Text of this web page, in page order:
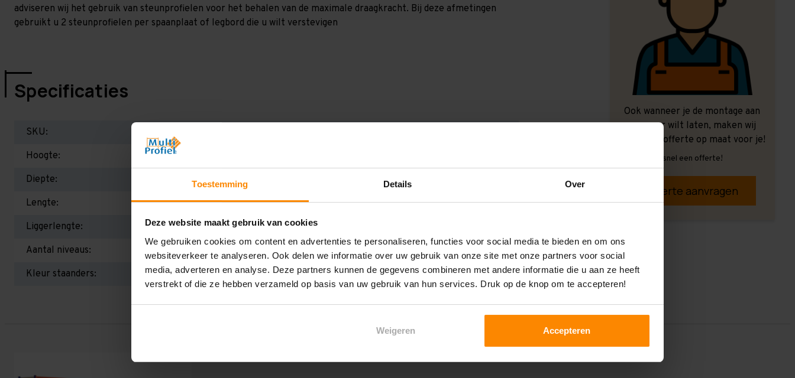
Toestemming Details Over
Deze website maakt gebruik van cookies
We gebruiken cookies om content en advertenties te personaliseren, functies voor social media te bieden en om ons
websiteverkeer te analyseren. Ook delen we informatie over uw gebruik van onze site met onze partners voor social
media, adverteren en analyse. Deze partners kunnen de gegevens combineren met andere informatie die u aan ze heeft
verstrekt of die ze hebben verzameld op basis van uw gebruik van hun services. Druk op de knop om te accepteren!
Weigeren Accepteren
adviseren wij het gebruik van steunprofielen voor het behalen van de maximale draagkracht. Bij deze afmetingen
gebruikt u 2 steunprofielen per spaanplaat of legbord die u wilt verstevigen
Specificaties
SKU:
Hoogte:
Diepte:
Lengte:
9.900 mm
Liggerlengte:
2.400 mm
Aantal niveaus:
Kleur staanders:
Blauw
Ook wanneer je de montage aan
ons over wilt laten, maken wij
graag een offerte op maat voor je!
Vrijblijvend, snel een offerte!
Offerte aanvragen